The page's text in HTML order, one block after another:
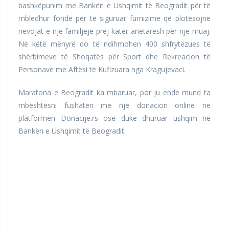
bashkëpunim me Bankën e Ushqimit të Beogradit për të
mbledhur fonde për të siguruar furnizime që plotësojnë
nevojat e një familjeje prej katër anëtarësh për një muaj.
Në këtë mënyrë do të ndihmohen 400 shfrytëzues të
shërbimeve të Shoqatës për Sport dhe Rekreacion të
Personave me Aftësi të Kufizuara nga Kragujevaci.
Maratona e Beogradit ka mbaruar, por ju ende mund ta
mbështesni fushatën me një donacion online në
platformën Donacije.rs ose duke dhuruar ushqim në
Bankën e Ushqimit të Beogradit.